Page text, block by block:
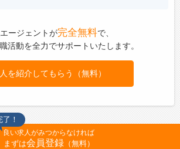
ージェントが完全無料で、
活動を全力でサポートいたします。
を紹介してもらう（無料）
！
良い求人がみつからなければ
まずは会員登録（無料）